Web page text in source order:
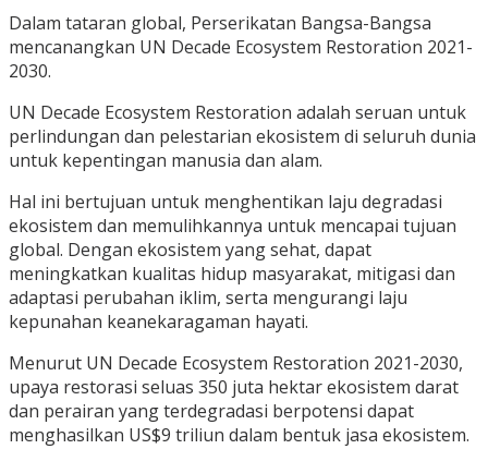
Dalam tataran global, Perserikatan Bangsa-Bangsa
mencanangkan UN Decade Ecosystem Restoration 2021-
2030.
UN Decade Ecosystem Restoration adalah seruan untuk
perlindungan dan pelestarian ekosistem di seluruh dunia
untuk kepentingan manusia dan alam.
Hal ini bertujuan untuk menghentikan laju degradasi
ekosistem dan memulihkannya untuk mencapai tujuan
global. Dengan ekosistem yang sehat, dapat
meningkatkan kualitas hidup masyarakat, mitigasi dan
adaptasi perubahan iklim, serta mengurangi laju
kepunahan keanekaragaman hayati.
Menurut UN Decade Ecosystem Restoration 2021-2030,
upaya restorasi seluas 350 juta hektar ekosistem darat
dan perairan yang terdegradasi berpotensi dapat
menghasilkan US$9 triliun dalam bentuk jasa ekosistem.